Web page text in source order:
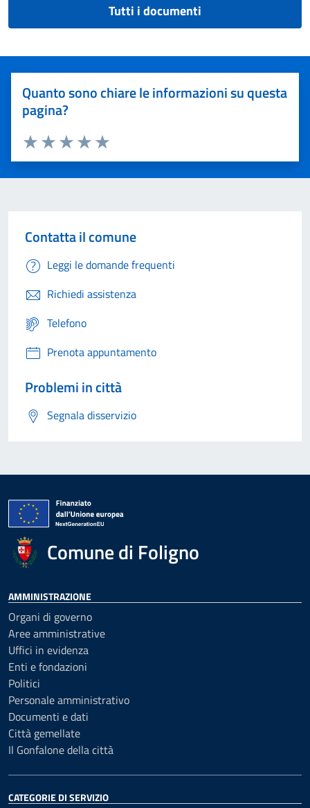
Tutti i documenti
Quanto sono chiare le informazioni su questa
pagina?
Valuta 5 stelle su 5
Valuta 4 stelle su 5
Valuta 3 stelle su 5
Valuta 2 stelle su 5
Valuta 1 stelle su 5
Contatta il comune
Leggi le domande frequenti
Richiedi assistenza
Telefono
Prenota appuntamento
Problemi in città
Segnala disservizio
Comune di Foligno
AMMINISTRAZIONE
Organi di governo
Aree amministrative
Uffici in evidenza
Enti e fondazioni
Politici
Personale amministrativo
Documenti e dati
Città gemellate
Il Gonfalone della città
CATEGORIE DI SERVIZIO